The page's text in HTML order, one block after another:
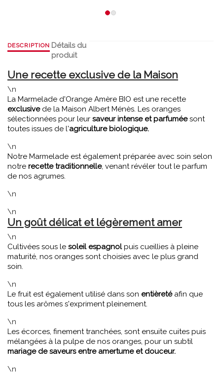
DESCRIPTION Détails du
produit
Une recette exclusive de la Maison
\n
La Marmelade d'Orange Amère BIO est une recette
exclusivede la Maison Albert Ménès. Les oranges
sélectionnées pour leur saveur intense et parfuméesont
toutes issues de l'agriculture biologique.
\n
Notre Marmelade est également préparée avec soin selon
notre recette traditionnelle, venant révéler tout le parfum
de nos agrumes.
\n
\n
Un goût délicat et légèrement amer
\n
Cultivées sous le soleil espagnolpuis cueillies à pleine
maturité, nos oranges sont choisies avec le plus grand
soin.
\n
Le fruit est également utilisé dans son entièretéafin que
tous les arômes s'expriment pleinement.
\n
Les écorces, finement tranchées, sont ensuite cuites puis
mélangées à la pulpe de nos oranges, pour un subtil
mariage de saveurs entre amertume et douceur.
\n